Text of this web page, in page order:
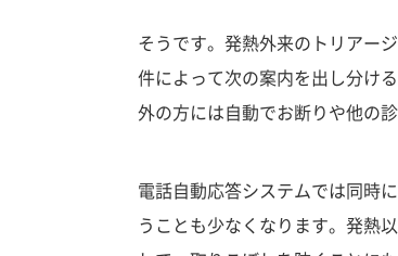
そうです。発熱外来のトリアー
件によって次の案内を出し分け
外の方には自動でお断りや他の
電話自動応答システムでは同時
うことも少なくなります。発熱